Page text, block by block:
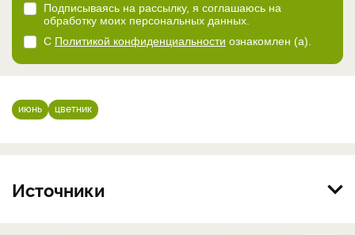
Подписываясь на рассылку, я соглашаюсь на
обработку моих персональных данных.
С Политикой конфиденциальности ознакомлен (а).
июнь цветник
Источники